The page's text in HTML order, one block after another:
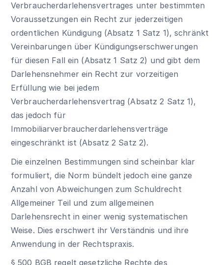
Verbraucherdarlehensvertrages unter bestimmten
Voraussetzungen ein Recht zur jederzeitigen
ordentlichen Kündigung (Absatz 1 Satz 1), schränkt
Vereinbarungen über Kündigungserschwerungen
für diesen Fall ein (Absatz 1 Satz 2) und gibt dem
Darlehensnehmer ein Recht zur vorzeitigen
Erfüllung wie bei jedem
Verbraucherdarlehensvertrag (Absatz 2 Satz 1),
das jedoch für
Immobiliarverbraucherdarlehensverträge
eingeschränkt ist (Absatz 2 Satz 2).
Die einzelnen Bestimmungen sind scheinbar klar
formuliert, die Norm bündelt jedoch eine ganze
Anzahl von Abweichungen zum Schuldrecht
Allgemeiner Teil und zum allgemeinen
Darlehensrecht in einer wenig systematischen
Weise. Dies erschwert ihr Verständnis und ihre
Anwendung in der Rechtspraxis.
§ 500 BGB regelt gesetzliche Rechte des